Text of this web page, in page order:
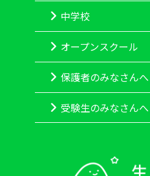
中学校
オープンスクール
保護者のみなさんへ
受験生のみなさんへ